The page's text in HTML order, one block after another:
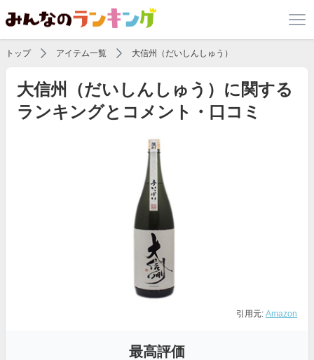
トップ アイテム一覧 大信州（だいしんしゅう）
大信州（だいしんしゅう）に関する
ランキングとコメント・口コミ
引用元: Amazon
最高評価